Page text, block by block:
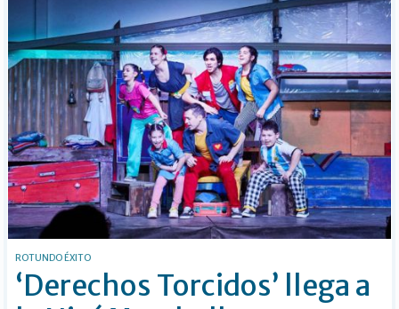
ROTUNDO ÉXITO
‘Derechos Torcidos’ llega a